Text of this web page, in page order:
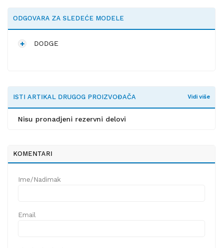
ODGOVARA ZA SLEDEĆE MODELE
DODGE
ISTI ARTIKAL DRUGOG PROIZVOĐAČA Vidi više
Nisu pronadjeni rezervni delovi
KOMENTARI
Ime/Nadimak
Email